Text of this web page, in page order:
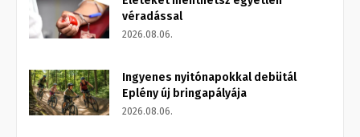
véradással
2026.08.06.
Ingyenes nyitónapokkal debütál
Eplény új bringapályája
2026.08.06.